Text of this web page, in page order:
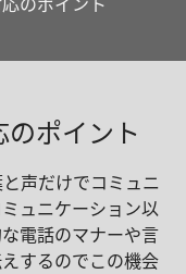
ポイント
ポイント
声だけでコミュニ
ュニケーション以
電話のマナーや言
するのでこの機会